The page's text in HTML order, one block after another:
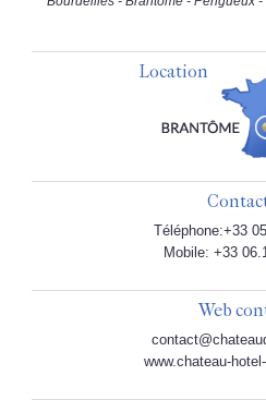
Location
Téléphone:+33
Mobile: +33
Web
www.chateau-